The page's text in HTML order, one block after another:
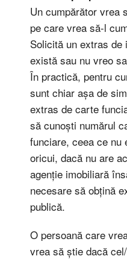
Un cumpărător vrea
pe care vrea să-l
Solicită un extras
există sau nu vreo
În practică, pentru
sunt chiar așa de
extras de carte
să cunoști numărul
funciare, ceea ce nu
oricui, dacă nu are
agenție imobiliară
necesare să obțină
publică.
O persoană care
vrea să știe dacă